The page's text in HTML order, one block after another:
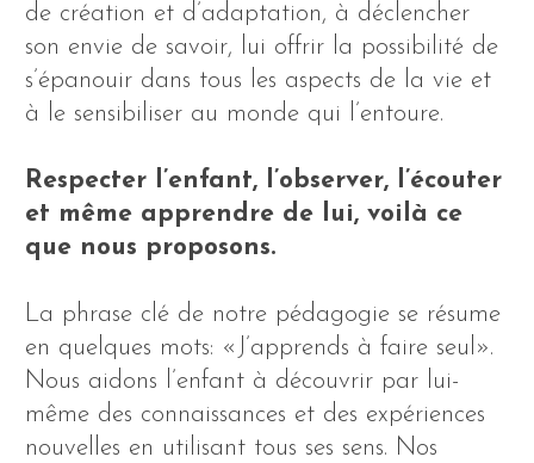
de création et d’adaptation, à déclencher
son envie de savoir, lui offrir la possibilité de
s’épanouir dans tous les aspects de la vie et
à le sensibiliser au monde qui l’entoure.
Respecter l’enfant, l’observer, l’écouter
et même apprendre de lui, voilà ce
que nous proposons.
La phrase clé de notre pédagogie se résume
en quelques mots: «J’apprends à faire seul».
Nous aidons l’enfant à découvrir par lui-
même des connaissances et des expériences
nouvelles en utilisant tous ses sens. Nos